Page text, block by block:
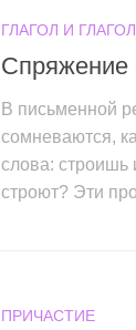
ГЛАГОЛ И
Спряжение
В письменной
сомневаются,
слова: строишь
строют? Эти
ПРИЧАСТИЕ